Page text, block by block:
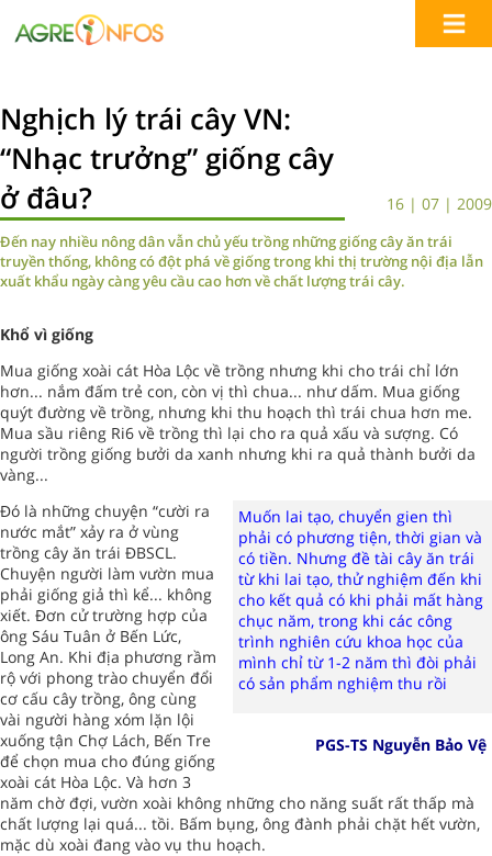
Nghịch lý trái cây VN:
“Nhạc trưởng” giống cây
ở đâu?
16 | 07 | 2009
Đến nay nhiều nông dân vẫn chủ yếu trồng những giống cây ăn trái
truyền thống, không có đột phá về giống trong khi thị trường nội địa lẫn
xuất khẩu ngày càng yêu cầu cao hơn về chất lượng trái cây.
Khổ vì giống
Mua giống xoài cát Hòa Lộc về trồng nhưng khi cho trái chỉ lớn
hơn... nắm đấm trẻ con, còn vị thì chua... như dấm. Mua giống
quýt đường về trồng, nhưng khi thu hoạch thì trái chua hơn me.
Mua sầu riêng Ri6 về trồng thì lại cho ra quả xấu và sượng. Có
người trồng giống bưởi da xanh nhưng khi ra quả thành bưởi da
vàng...
Muốn lai tạo, chuyển gien thì
phải có phương tiện, thời gian và
có tiền. Nhưng đề tài cây ăn trái
từ khi lai tạo, thử nghiệm đến khi
cho kết quả có khi phải mất hàng
chục năm, trong khi các công
trình nghiên cứu khoa học của
mình chỉ từ 1-2 năm thì đòi phải
có sản phẩm nghiệm thu rồi
PGS-TS Nguyễn Bảo Vệ
Đó là những chuyện “cười ra
nước mắt” xảy ra ở vùng
trồng cây ăn trái ĐBSCL.
Chuyện người làm vườn mua
phải giống giả thì kể... không
xiết. Đơn cử trường hợp của
ông Sáu Tuân ở Bến Lức,
Long An. Khi địa phương rầm
rộ với phong trào chuyển đổi
cơ cấu cây trồng, ông cùng
vài người hàng xóm lặn lội
xuống tận Chợ Lách, Bến Tre
để chọn mua cho đúng giống
xoài cát Hòa Lộc. Và hơn 3
năm chờ đợi, vườn xoài không những cho năng suất rất thấp mà
chất lượng lại quá... tồi. Bấm bụng, ông đành phải chặt hết vườn,
mặc dù xoài đang vào vụ thu hoạch.